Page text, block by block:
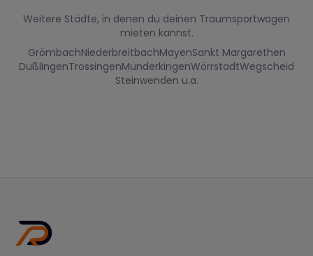
Weitere Städte, in denen du deinen Traumsportwagen
mieten kannst.
GrömbachNiederbreitbachMayenSankt Margarethen
DußlingenTrossingenMunderkingenWörrstadtWegscheid
Steinwenden u.a.